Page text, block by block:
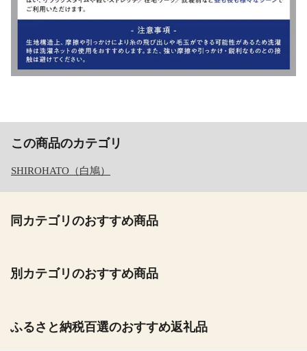
この商品のカテゴリ
SHIROHATO（白鳩）
同カテゴリのおすすめ商品
別カテゴリのおすすめ商品
ふるさと納税百選のおすすめ返礼品